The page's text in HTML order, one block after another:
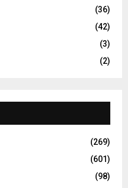
(36)
(42)
(3)
(2)
(269)
(601)
(98)